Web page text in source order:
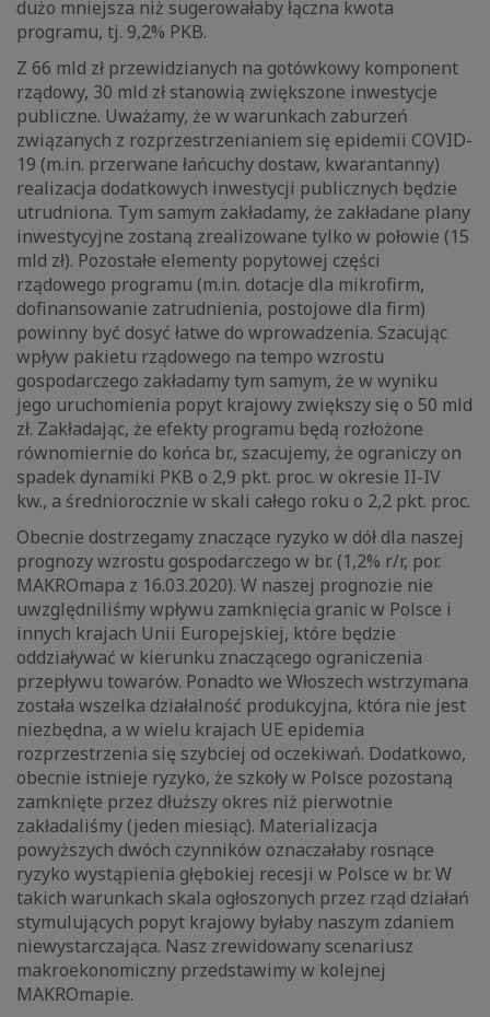
dużo mniejsza niż sugerowałaby łączna kwota
programu, tj. 9,2% PKB.
Z 66 mld zł przewidzianych na gotówkowy komponent
rządowy, 30 mld zł stanowią zwiększone inwestycje
publiczne. Uważamy, że w warunkach zaburzeń
związanych z rozprzestrzenianiem się epidemii COVID-
19 (m.in. przerwane łańcuchy dostaw, kwarantanny)
realizacja dodatkowych inwestycji publicznych będzie
utrudniona. Tym samym zakładamy, że zakładane plany
inwestycyjne zostaną zrealizowane tylko w połowie (15
mld zł). Pozostałe elementy popytowej części
rządowego programu (m.in. dotacje dla mikrofirm,
dofinansowanie zatrudnienia, postojowe dla firm)
powinny być dosyć łatwe do wprowadzenia. Szacując
wpływ pakietu rządowego na tempo wzrostu
gospodarczego zakładamy tym samym, że w wyniku
jego uruchomienia popyt krajowy zwiększy się o 50 mld
zł. Zakładając, że efekty programu będą rozłożone
równomiernie do końca br., szacujemy, że ograniczy on
spadek dynamiki PKB o 2,9 pkt. proc. w okresie II-IV
kw., a średniorocznie w skali całego roku o 2,2 pkt. proc.
Obecnie dostrzegamy znaczące ryzyko w dół dla naszej
prognozy wzrostu gospodarczego w br. (1,2% r/r, por.
MAKROmapa z 16.03.2020). W naszej prognozie nie
uwzględniliśmy wpływu zamknięcia granic w Polsce i
innych krajach Unii Europejskiej, które będzie
oddziaływać w kierunku znaczącego ograniczenia
przepływu towarów. Ponadto we Włoszech wstrzymana
została wszelka działalność produkcyjna, która nie jest
niezbędna, a w wielu krajach UE epidemia
rozprzestrzenia się szybciej od oczekiwań. Dodatkowo,
obecnie istnieje ryzyko, że szkoły w Polsce pozostaną
zamknięte przez dłuższy okres niż pierwotnie
zakładaliśmy (jeden miesiąc). Materializacja
powyższych dwóch czynników oznaczałaby rosnące
ryzyko wystąpienia głębokiej recesji w Polsce w br. W
takich warunkach skala ogłoszonych przez rząd działań
stymulujących popyt krajowy byłaby naszym zdaniem
niewystarczająca. Nasz zrewidowany scenariusz
makroekonomiczny przedstawimy w kolejnej
MAKROmapie.